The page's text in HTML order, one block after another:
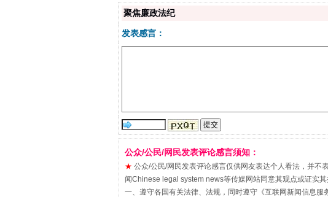
“刷贴”乱象丛生
聚焦廉政法纪
发表感言：
公众/公民/网民发表评论感言须知：
★ 公众/公民/网民发表评论感言仅供网友表达个人看法，并
闻Chinese legal system news等传媒网站同意其观点或证实
一、遵守各国有关法律、法规，同时遵守《互联网新闻信息服